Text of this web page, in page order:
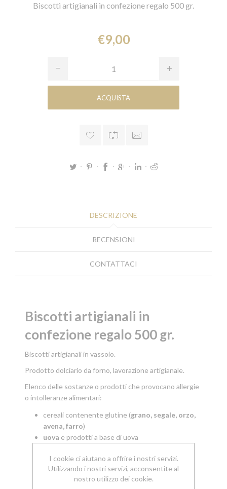
Biscotti artigianali in confezione regalo 500 gr.
€9,00
DESCRIZIONE
RECENSIONI
CONTATTACI
Biscotti artigianali in
confezione regalo 500 gr.
Biscotti artigianali in vassoio.
Prodotto dolciario da forno, lavorazione artigianale.
Elenco delle sostanze o prodotti che provocano allergie
o intolleranze alimentari:
cereali contenente glutine (grano, segale, orzo,
avena, farro)
uova e prodotti a base di uova
frutta a guscio (mandorle, nocciole, noci e
pistacchi)
sesamoe prodotti a base di semi di
I cookie ci aiutano a offrire i nostri servizi.
Utilizzando i nostri servizi, acconsentite al
nostro utilizzo dei cookie.